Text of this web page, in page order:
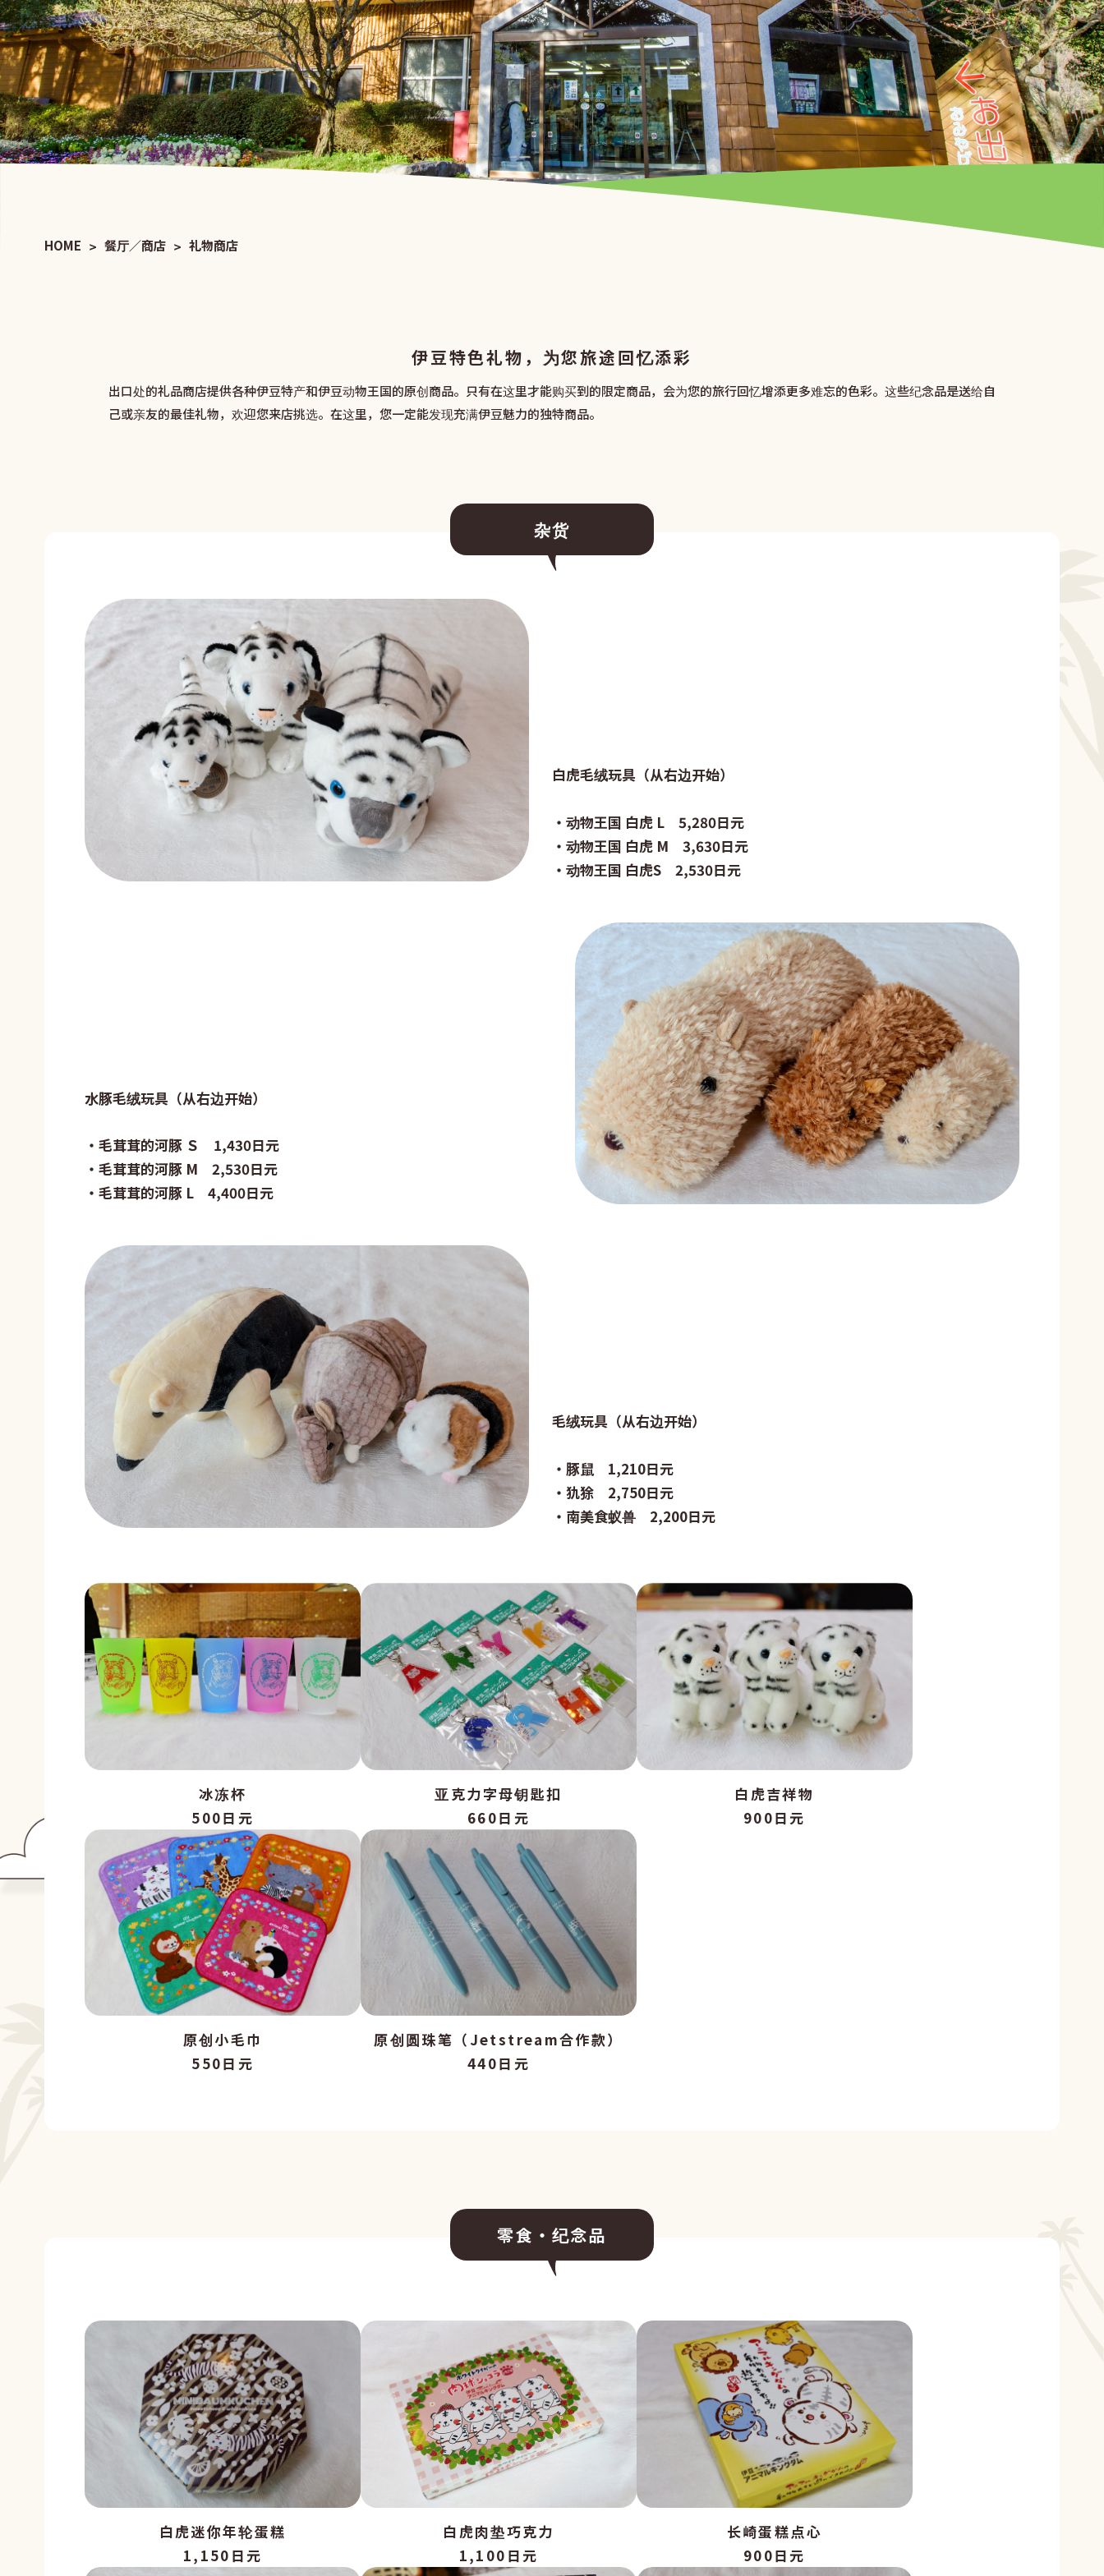
HOME 餐厅／商店 礼物商店
伊豆特色礼物，为您旅途回忆添彩
出口处的礼品商店提供各种伊豆特产和伊豆动物王国的原创商品。只有在这里才能购买到的限定商品，会为您的旅行回忆增添更多难忘的色彩。这些纪念品是送给自
己或亲友的最佳礼物，欢迎您来店挑选。在这里，您一定能发现充满伊豆魅力的独特商品。
杂货
白虎毛绒玩具（从右边开始）
・动物王国 白虎 L 5,280日元
・动物王国 白虎 M 3,630日元
・动物王国 白虎S 2,530日元
水豚毛绒玩具（从右边开始）
・毛茸茸的河豚 Ｓ 1,430日元
・毛茸茸的河豚 M 2,530日元
・毛茸茸的河豚 L 4,400日元
毛绒玩具（从右边开始）
・豚鼠 1,210日元
・犰狳 2,750日元
・南美食蚁兽 2,200日元
冰冻杯
500日元
亚克力字母钥匙扣
660日元
白虎吉祥物
900日元
原创小毛巾
550日元
原创圆珠笔（Jetstream合作款）
440日元
零食・纪念品
白虎迷你年轮蛋糕
1,150日元
白虎肉垫巧克力
1,100日元
长崎蛋糕点心
900日元